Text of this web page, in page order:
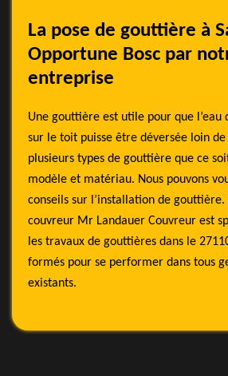
La pose de gouttière à
Opportune Bosc par
entreprise
Une gouttière est utile pour que l’eau
sur le toit puisse être déversée loin
plusieurs types de gouttière que ce
modèle et matériau. Nous pouvons
conseils sur l’installation de
couvreur Mr Landauer Couvreur est
les travaux de gouttières dans le
formés pour se performer dans tous
existants.